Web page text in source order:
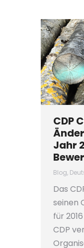
CDP
Jahr
Blog,
Das
seinen
für
CDP